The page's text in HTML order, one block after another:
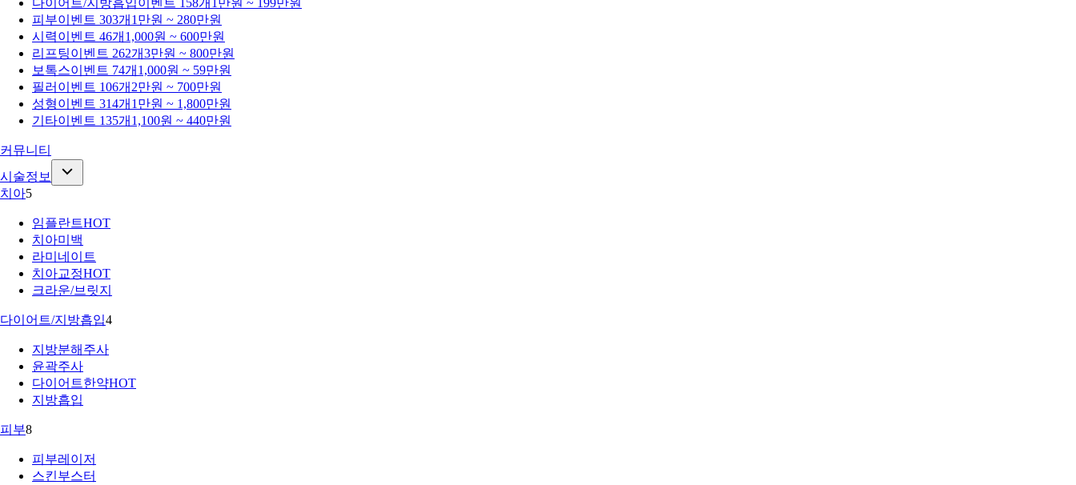
다이어트/지방흡입이벤트 158개 1만원 ~ 199만원
피부이벤트 303개 1만원 ~ 280만원
시력이벤트 46개 1,000원 ~ 600만원
리프팅이벤트 262개3만원 ~ 800만원
보톡스이벤트 74개 1,000원 ~ 59만원
필러 이벤트 106개 2만원 ~ 700만원
성형이벤트 314개 1만원 ~ 1,800만원
기타이벤트 135개 1,100원 ~ 440만원
커뮤니티
시술정보
치아5
임플란트HOT
치아미백
라미네이트
치아교정HOT
크라운/브릿지
다이어트/지방흡입4
지방분해주사
윤곽주사
다이어트한약HOT
지방흡입
피부8
피부레이저
스킨부스터